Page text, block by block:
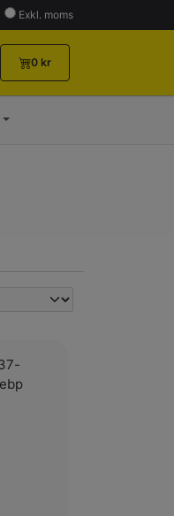
Exkl. moms
0 kr